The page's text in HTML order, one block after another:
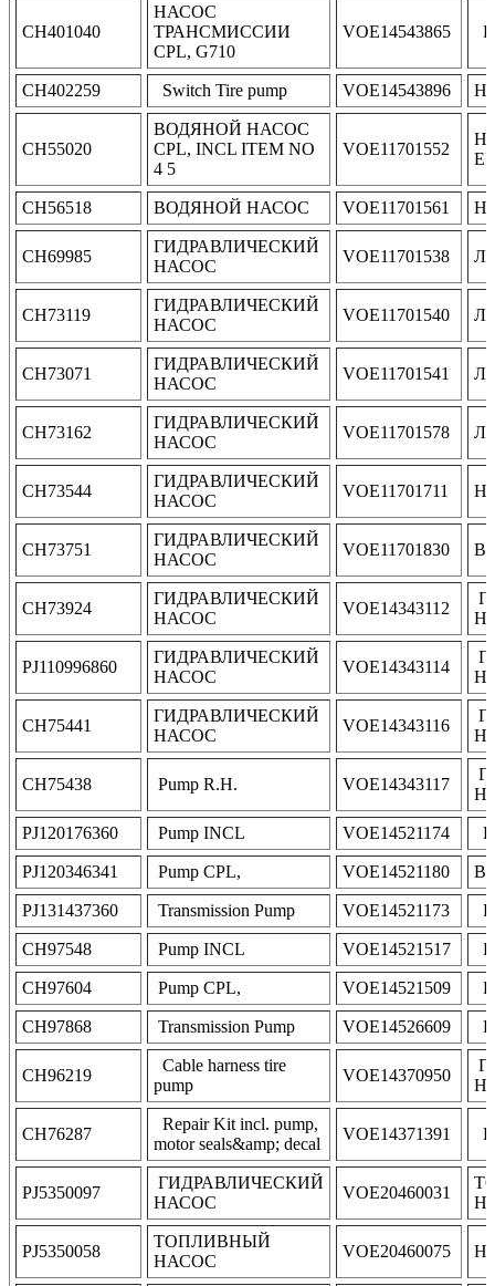
CH401040
НАСОС
ТРАНСМИССИИ
CPL, G710
VOE14543865
CH402259 Switch Tire pump VOE14543896
CH55020
ВОДЯНОЙ НАСОС
CPL, INCL ITEM NO
4 5
VOE11701552
CH56518 ВОДЯНОЙ НАСОС VOE11701561
CH69985
ГИДРАВЛИЧЕСКИЙ
НАСОС
VOE11701538
CH73119
ГИДРАВЛИЧЕСКИЙ
НАСОС
VOE11701540
CH73071
ГИДРАВЛИЧЕСКИЙ
НАСОС
VOE11701541
CH73162
ГИДРАВЛИЧЕСКИЙ
НАСОС
VOE11701578
CH73544
ГИДРАВЛИЧЕСКИЙ
НАСОС
VOE11701711
CH73751
ГИДРАВЛИЧЕСКИЙ
НАСОС
VOE11701830
CH73924
ГИДРАВЛИЧЕСКИЙ
НАСОС
VOE14343112
PJ110996860
ГИДРАВЛИЧЕСКИЙ
НАСОС
VOE14343114
CH75441
ГИДРАВЛИЧЕСКИЙ
НАСОС
VOE14343116
CH75438 Pump R.H. VOE14343117
PJ120176360 Pump INCL VOE14521174
PJ120346341 Pump CPL, VOE14521180
PJ131437360 Transmission Pump VOE14521173
CH97548 Pump INCL VOE14521517
CH97604 Pump CPL, VOE14521509
CH97868 Transmission Pump VOE14526609
CH96219
Cable harness tire
pump
VOE14370950
CH76287
Repair Kit incl. pump,
motor seals&amp; decal
VOE14371391
PJ5350097
ГИДРАВЛИЧЕСКИЙ
НАСОС
VOE20460031
PJ5350058
ТОПЛИВНЫЙ
НАСОС
VOE20460075